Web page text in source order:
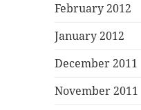
February 2012
January 2012
December 2011
November 2011